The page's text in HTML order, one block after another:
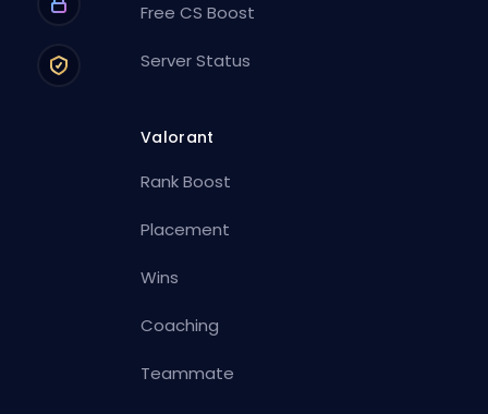
Free CS Boost
Server Status
Valorant
Rank Boost
Placement
Wins
Coaching
Teammate